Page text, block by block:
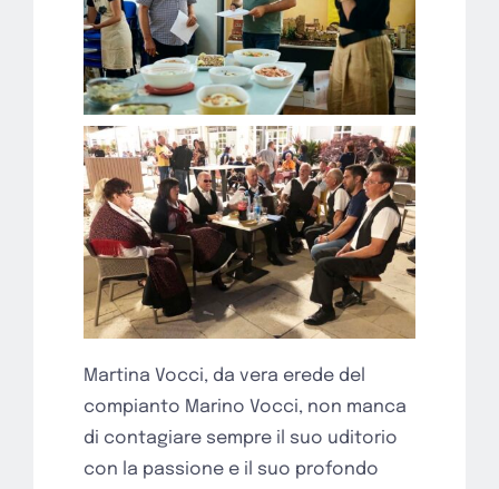
Martina Vocci, da vera erede del
compianto Marino Vocci, non manca
di contagiare sempre il suo uditorio
con la passione e il suo profondo